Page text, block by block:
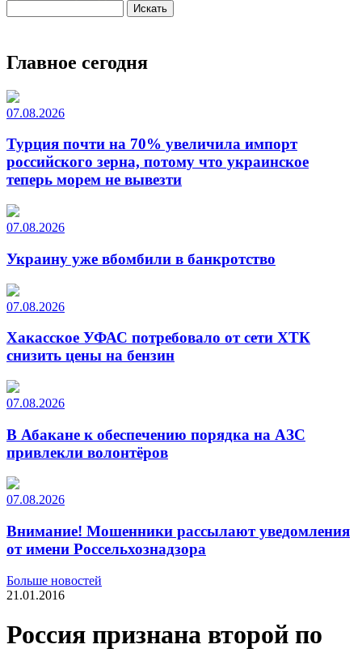
Главное сегодня
07.08.2026
Турция почти на 70% увеличила импорт
российского зерна, потому что украинское
теперь морем не вывезти
07.08.2026
Украину уже вбомбили в банкротство
07.08.2026
Хакасское УФАС потребовало от сети ХТК
снизить цены на бензин
07.08.2026
В Абакане к обеспечению порядка на АЗС
привлекли волонтёров
07.08.2026
Внимание! Мошенники рассылают уведомления
от имени Россельхознадзора
Больше новостей
21.01.2016
Россия признана второй по